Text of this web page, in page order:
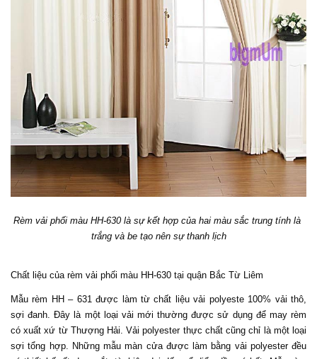
Rèm vải phối màu HH-630 là sự kết hợp của hai màu sắc trung tính là
trắng và be tạo nên sự thanh lịch
Chất liệu của rèm vải phối màu HH-630 tại quận Bắc Từ Liêm
Mẫu rèm HH – 631 được làm từ chất liệu vải polyeste 100% vải thô,
sợi đanh. Đây là một loại vải mới thường được sử dụng để may rèm
có xuất xứ từ Thượng Hải. Vải polyester thực chất cũng chỉ là một loại
sợi tổng hợp. Những mẫu màn cửa được làm bằng vải polyester đều